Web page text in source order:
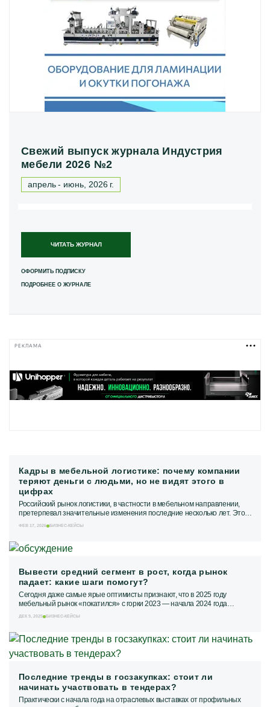
Кадры в мебельной логистике: почему компании
теряют деньги с людьми, но не видят этого в
цифрах
Российский рынок логистики, в частности в мебельном направлении,
претерпевал значительные изменения последние несколько лет. Это
привело к тому, что в текущих...
ФЕВ 17, 2026 БИЗНЕС-КЕЙСЫ
Вывести средний сегмент в рост, когда рынок
падает: какие шаги помогут?
Сегодня даже самые ярые оптимисты признают, что в 2025 году
мебельный рынок «покатился» с горки 2023 ― начала 2024 года
прямиком вниз. Как...
ДЕК 9, 2025 БИЗНЕС-КЕЙСЫ
Последние тренды в госзакупках: стоит ли
начинать участвовать в тендерах?
Практически с начала года на отраслевых выставках от профильных
Свежий выпуск журнала Индустрия
мебели 2026 №2
апрель - июнь, 2026 г.
ЧИТАТЬ ЖУРНАЛ
ОФОРМИТЬ ПОДПИСКУ
ПОДРОБНЕЕ О ЖУРНАЛЕ
РЕКЛАМА